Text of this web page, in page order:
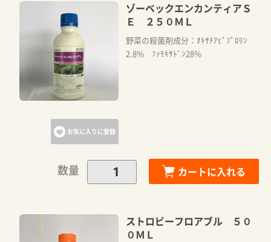
お気に入りに登録
ゾーベックエンカンティアＳ
Ｅ ２５０ＭＬ
野菜の殺菌剤成分：ｵｷｻﾁｱﾋﾟﾌﾟﾛﾘﾝ
2.8% ﾌｧﾓｷｻﾄﾞﾝ28%
数量 カートに入れる
ストロビーフロアブル ５０
０ＭＬ